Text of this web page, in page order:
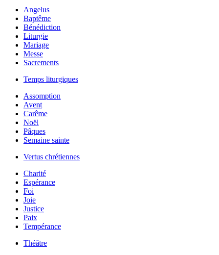
Angelus
Baptême
Bénédiction
Liturgie
Mariage
Messe
Sacrements
Temps liturgiques
Assomption
Avent
Carême
Noël
Pâques
Semaine sainte
Vertus chrétiennes
Charité
Espérance
Foi
Joie
Justice
Paix
Tempérance
Théâtre